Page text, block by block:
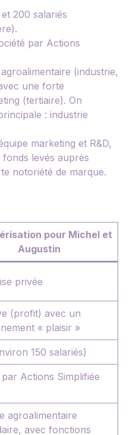
200 salariés
par Actions
(industrie,
une forte
(tertiaire). On
: industrie
marketing et R&D,
levés auprès
notoriété de marque.
pour Michel et
Augustin
privée
(profit) avec un
« plaisir »
150 salariés)
Actions Simplifiée
agroalimentaire
avec fonctions